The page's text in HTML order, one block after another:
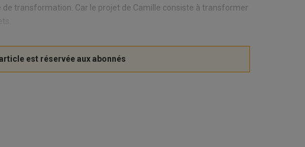
transformation. Car le projet de Camille consiste à transformer